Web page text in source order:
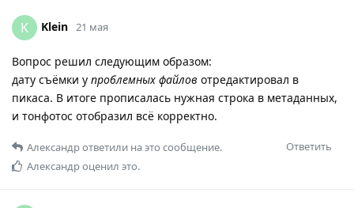
K Klein 21 мая
Вопрос решил следующим образом:
дату съёмки у проблемных файлов отредактировал в
пикаса. В итоге прописалась нужная строка в метаданных,
и тонфотос отобразил всё корректно.
Ответить
Александрответили на это сообщение.
Александроценил это.